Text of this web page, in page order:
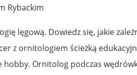
Rybackim
lęgową. Dowiedz się, jakie
z ornitologiem ścieżką
hobby. Ornitolog podczas